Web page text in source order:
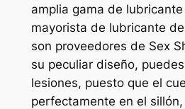
amplia gama de
mayorista de lubricante
son proveedores de Sex
su peculiar diseño,
lesiones, puesto que el
perfectamente en el